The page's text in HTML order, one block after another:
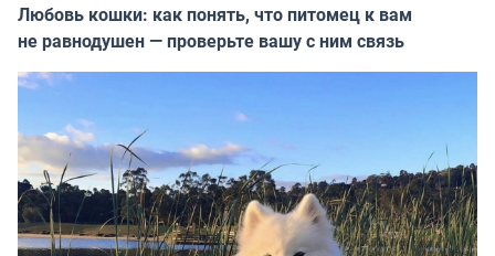
Любовь кошки: как понять, что питомец к вам
не равнодушен — проверьте вашу с ним связь